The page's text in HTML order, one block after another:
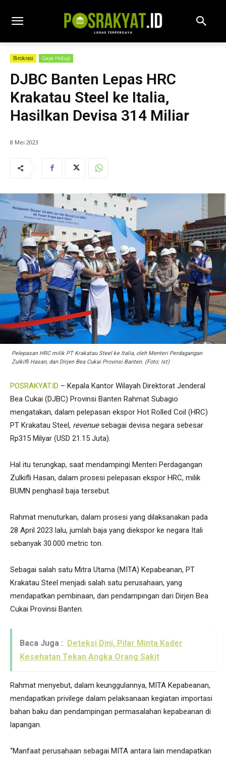
Birokrasi Gaya Hidup
DJBC Banten Lepas HRC
Krakatau Steel ke Italia,
Hasilkan Devisa 314 Miliar
8 Mei 2023
Pelepasan HRC milik PT Krakatau Steel ke Italia, oleh Menteri Perdagangan
Zulkifli Hasan, dan Dirjen Bea Cukai Provinsi Banten. (Foto: Ist)
POSRAKYAT.ID – Kepala Kantor Wilayah Direktorat Jenderal
Bea Cukai (DJBC) Provinsi Banten Rahmat Subagio
mengatakan, dalam pelepasan ekspor Hot Rolled Coil (HRC)
PT Krakatau Steel, revenuesebagai devisa negara sebesar
Rp315 Milyar (USD 21.15 Juta).
Hal itu terungkap, saat mendampingi Menteri Perdagangan
Zulkifli Hasan, dalam prosesi pelepasan ekspor HRC, milik
BUMN penghasil baja tersebut.
Rahmat menuturkan, dalam prosesi yang dilaksanakan pada
28 April 2023 lalu, jumlah baja yang diekspor ke negara Itali
sebanyak 30.000 metric ton.
Sebagai salah satu Mitra Utama (MITA) Kepabeanan, PT
Krakatau Steel menjadi salah satu perusahaan, yang
mendapatkan pembinaan, dan pendampingan dari Dirjen Bea
Cukai Provinsi Banten.
Baca Juga :
Deteksi Dini, Pilar Minta Kader
Kesehatan Tekan Angka Orang Sakit
Rahmat menyebut, dalam keunggulannya, MITA Kepabeanan,
mendapatkan privilege dalam pelaksanaan kegiatan importasi
bahan baku dan pendampingan permasalahan kepabeanan di
lapangan.
“Manfaat perusahaan sebagai MITA antara lain mendapatkan